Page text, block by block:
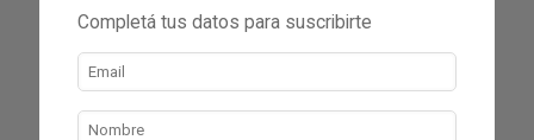
Completá tus datos para suscribirte